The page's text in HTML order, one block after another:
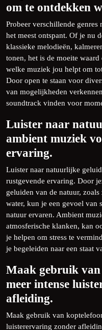
om te ontdekken
Probeer verschillende
het meest ontspant. Of je nu
klassieke melodieën,
tonen, het is de moeite
welke muziek jou helpt om
Door open te staan voor
van mogelijkheden
soundtrack vinden voor
Luister naar
ambient muziek
ervaring.
Luister naar natuurlijke
rustgevende ervaring. Door
geluiden van de natuur,
water, kun je een gevoel van
natuur ervaren. Ambient
atmosferische klanken, kan
je helpen om stress te
je begeleiden naar een staat
Maak gebruik van
meer intense
afleiding.
Maak gebruik van
luisterervaring zonder